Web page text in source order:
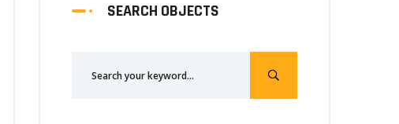
SEARCH OBJECTS